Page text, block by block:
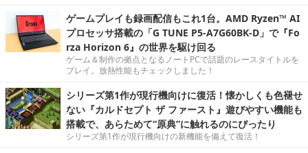
ゲームプレイも録画配信もこれ1台。AMD Ryzen™ AI
プロセッサ搭載の「G TUNE P5-A7G60BK-D」で『Fo
rza Horizon 6』の世界を駆け回る
ゲーム＆制作の拠点となるノートPCで話題のレースタイトルを
プレイ。放熱性能もチェックしました！
シリーズ第1作が現行機向けに復活！懐かしくも色褪せ
ない『カルドセプト ザ ファースト』遊びやすい機能も
搭載で、あらためて“原典”に触れるのにぴったり
シリーズ第1作が現行機向けの新機能を備えて復活！